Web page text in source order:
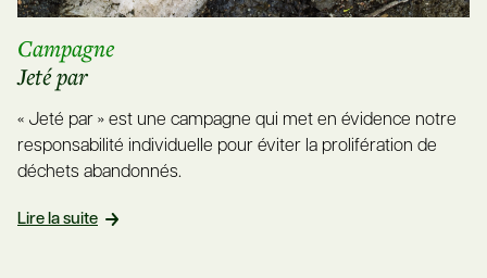
Campagne
Jeté par
« Jeté par » est une campagne qui met en évidence notre
responsabilité individuelle pour éviter la prolifération de
déchets abandonnés.
Lire la suite